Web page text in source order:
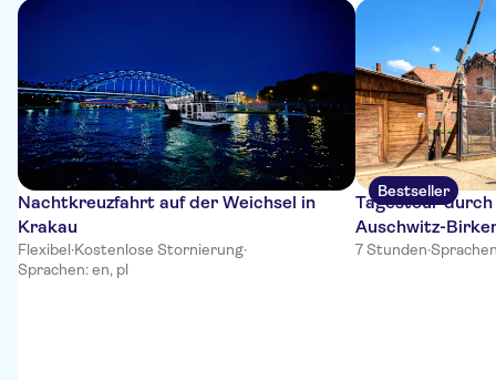
Nachtkreuzfahrt auf der Weichsel in
Krakau
Flexibel·Kostenlose Stornierung·
Sprachen: en, pl
Bestseller
Tagestour
Auschwitz-
7 Stunden·